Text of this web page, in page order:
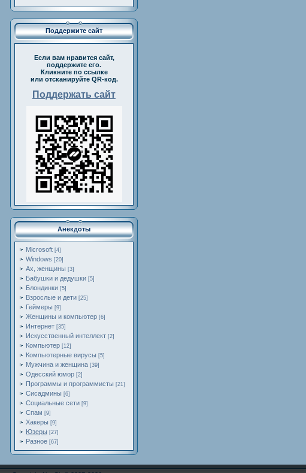
Поддержите сайт
Если вам нравится сайт,
поддержите его.
Кликните по ссылке
или отсканируйте QR-код.
Поддержать сайт
Анекдоты
Microsoft [4]
Windows [20]
Ах, женщины [3]
Бабушки и дедушки [5]
Блондинки [5]
Взрослые и дети [25]
Геймеры [9]
Женщины и компьютер [6]
Интернет [35]
Искусственный интеллект [2]
Компьютер [12]
Компьютерные вирусы [5]
Мужчина и женщина [39]
Одесский юмор [2]
Программы и программисты [21]
Сисадмины [6]
Социальные сети [9]
Спам [9]
Хакеры [9]
Юзеры [27]
Разное [67]